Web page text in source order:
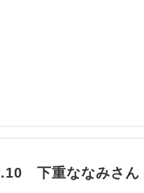
下重ななみさん